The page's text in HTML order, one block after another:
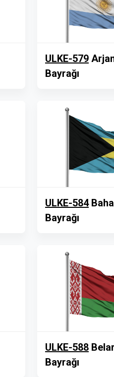
ULKE-579
Bayrağı
ULKE-584
Bayrağı
ULKE-588
Bayrağı